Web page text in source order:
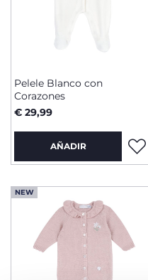
Pelele Blanco con
Corazones
€ 29,99
AÑADIR
NEW